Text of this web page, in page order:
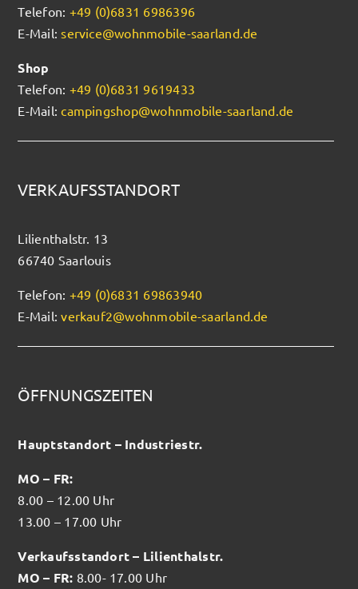
Telefon: +49 (0)6831 6986396
E-Mail: service@wohnmobile-saarland.de
Shop
Telefon: +49 (0)6831 9619433
E-Mail:campingshop@wohnmobile-saarland.de
VERKAUFSSTANDORT
Lilienthalstr. 13
66740 Saarlouis
Telefon: +49 (0)6831 69863940
E-Mail:verkauf2@wohnmobile-saarland.de
ÖFFNUNGSZEITEN
Hauptstandort – Industriestr.
MO – FR:
8.00 – 12.00 Uhr
13.00 – 17.00 Uhr
Verkaufsstandort – Lilienthalstr.
MO – FR: 8.00- 17.00 Uhr